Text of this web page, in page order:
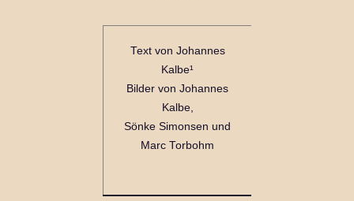
Text von Johannes
Kalbe¹
Bilder von Johannes
Kalbe,
Sönke Simonsen und
Marc Torbohm